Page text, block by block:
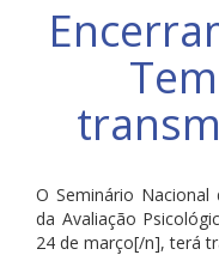
O Seminário
da Avaliação
24 de março[/n], terá